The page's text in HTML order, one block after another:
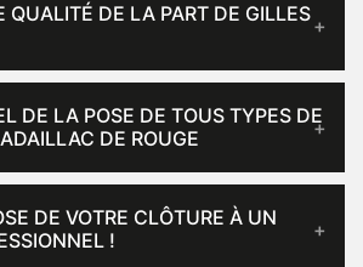
QUALITÉ DE LA PART DE GILLES
DE LA POSE DE TOUS TYPES DE
DE ROUGE
DE VOTRE CLÔTURE À UN
!